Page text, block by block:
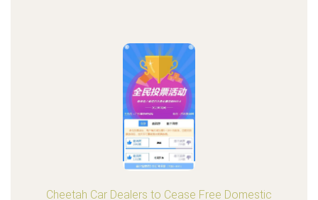
Cheetah Car Dealers to Cease Free Domestic